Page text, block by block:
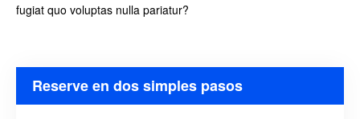
fugiat quo voluptas nulla pariatur?
Reserve en dos simples pasos